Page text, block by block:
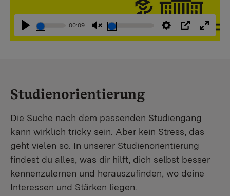
Abspielen
00:09
StummschaltungEinstellungen
PIP
Studienorientierung
Die Suche nach dem passenden Studiengang
kann wirklich tricky sein. Aber kein Stress, das
geht vielen so. In unserer Studienorientierung
findest du alles, was dir hilft, dich selbst besser
kennenzulernen und herauszufinden, wo deine
Interessen und Stärken liegen.